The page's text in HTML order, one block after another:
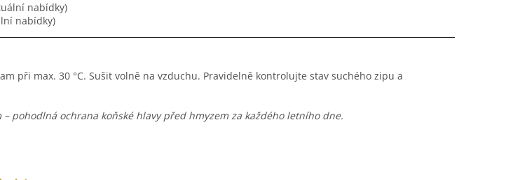
nabídky)
nabídky)
při max. 30 °C. Sušit volně na vzduchu. Pravidelně kontrolujte stav suchého zipu a
pohodlná ochrana koňské hlavy před hmyzem za každého letního dne.